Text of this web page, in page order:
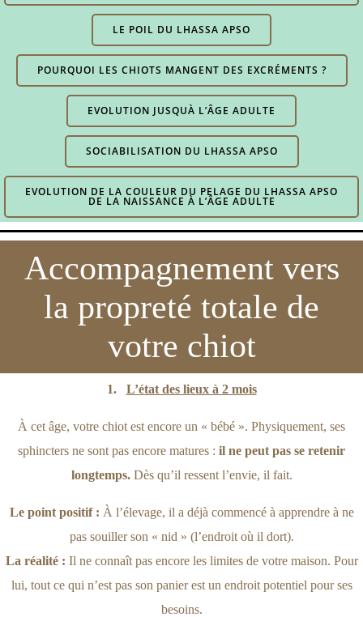
LE POIL DU LHASSA APSO
POURQUOI LES CHIOTS MANGENT DES EXCRÉMENTS ?
EVOLUTION JUSQUÀ L’ÂGE ADULTE
SOCIABILISATION DU LHASSA APSO
EVOLUTION DE LA COULEUR DU PELAGE DU LHASSA APSO
DE LA NAISSANCE À L’ÂGE ADULTE
Accompagnement vers
la propreté totale de
votre chiot
1. L’état des lieux à 2 mois
À cet âge, votre chiot est encore un « bébé ». Physiquement, ses
sphincters ne sont pas encore matures : il ne peut pas se retenir
longtemps.Dès qu’il ressent l’envie, il fait.
Le point positif : À l’élevage, il a déjà commencé à apprendre à ne
pas souiller son « nid » (l’endroit où il dort).
La réalité : Il ne connaît pas encore les limites de votre maison. Pour
lui, tout ce qui n’est pas son panier est un endroit potentiel pour ses
besoins.